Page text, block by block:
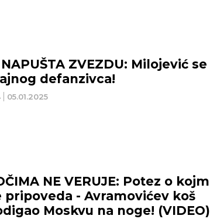
05.01.2025
NAPUŠTA ZVEZDU: Milojević se
defanzivca!
NE VERUJE: Potez o kojm
pripoveda - Avramovićev koš
Moskvu na noge! (VIDEO)